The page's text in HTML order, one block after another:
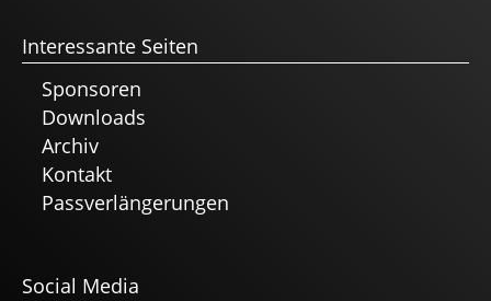
Interessante Seiten
Sponsoren
Downloads
Archiv
Kontakt
Passverlängerungen
Social Media